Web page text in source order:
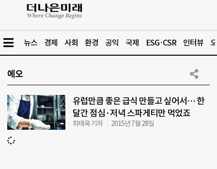
뉴스 경제 사회 환경 공익 국제 ESG·CSR 인터뷰
에오
유럽만큼 좋은 급식 만들고 싶어서… 한
달간 점심·저녁 스파게티만 먹었죠
최태욱 기자 2015년 7월 28일